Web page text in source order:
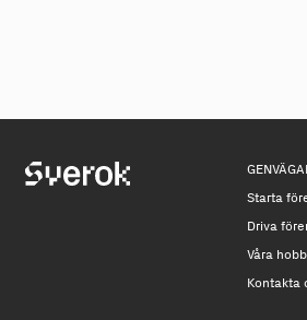
Starta
Driva
Våra
Kontakta